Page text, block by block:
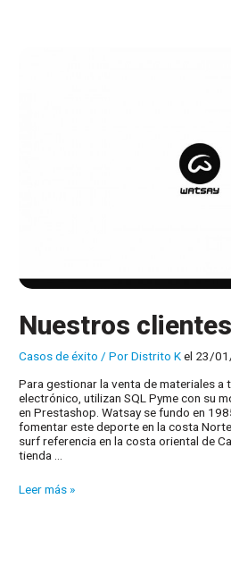
Nuestros
Casos de éxito / PorDistrito Kel 23/
Para gestionar la venta de materiales a
electrónico, utilizan SQL Pyme con su
en Prestashop. Watsay se fundo en
fomentar este deporte en la costa
surf referencia en la costa oriental de
tienda …
Nuestros
Leer más »